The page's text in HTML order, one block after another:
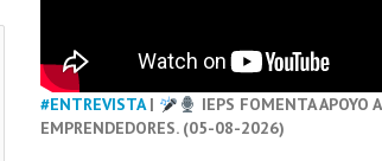
#ENTREVISTA|
IEPS FOMENTA APOYO A
EMPRENDEDORES. (05-08-2026)